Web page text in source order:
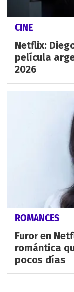
CINE
Netflix:
película
2026
ROMANCES
Furor en
romántica
pocos días